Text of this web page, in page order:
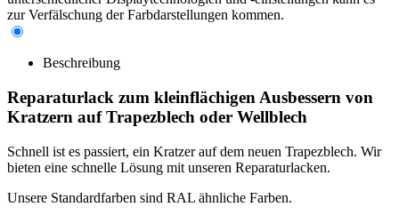
zur Verfälschung der Farbdarstellungen kommen.
Beschreibung
Reparaturlack zum kleinflächigen Ausbessern von
Kratzern auf Trapezblech oder Wellblech
Schnell ist es passiert, ein Kratzer auf dem neuen Trapezblech. Wir
bieten eine schnelle Lösung mit unseren Reparaturlacken.
Unsere Standardfarben sind RAL ähnliche Farben.